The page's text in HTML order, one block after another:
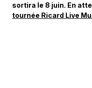
sortira le 8 juin. En
tournée Ricard Live